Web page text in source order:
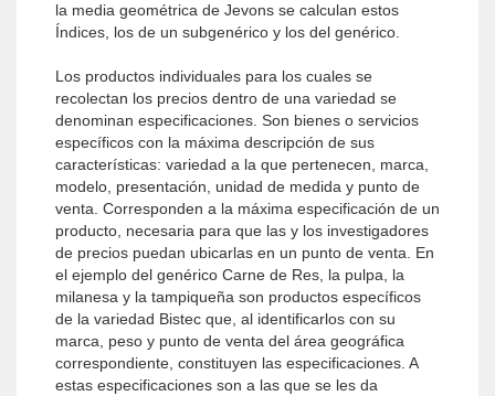
la media geométrica de Jevons se calculan estos
Índices, los de un subgenérico y los del genérico.
Los productos individuales para los cuales se
recolectan los precios dentro de una variedad se
denominan especificaciones. Son bienes o servicios
específicos con la máxima descripción de sus
características: variedad a la que pertenecen, marca,
modelo, presentación, unidad de medida y punto de
venta. Corresponden a la máxima especificación de un
producto, necesaria para que las y los investigadores
de precios puedan ubicarlas en un punto de venta. En
el ejemplo del genérico Carne de Res, la pulpa, la
milanesa y la tampiqueña son productos específicos
de la variedad Bistec que, al identificarlos con su
marca, peso y punto de venta del área geográfica
correspondiente, constituyen las especificaciones. A
estas especificaciones son a las que se les da